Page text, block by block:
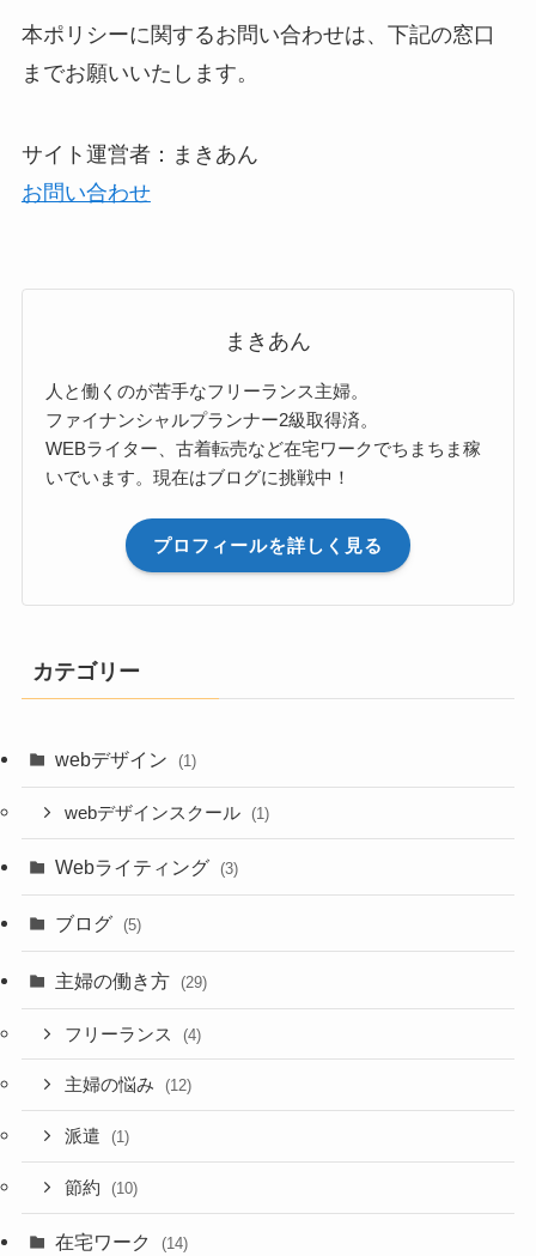
本ポリシーに関するお問い合わせは、下記の窓口
までお願いいたします。
サイト運営者：まきあん
お問い合わせ
まきあん
人と働くのが苦手なフリーランス主婦。
ファイナンシャルプランナー2級取得済。
WEBライター、古着転売など在宅ワークでちまちま稼
いでいます。現在はブログに挑戦中！
プロフィールを詳しく見る
カテゴリー
webデザイン (1)
webデザインスクール (1)
Webライティング (3)
ブログ (5)
主婦の働き方 (29)
フリーランス (4)
主婦の悩み (12)
派遣 (1)
節約 (10)
在宅ワーク (14)